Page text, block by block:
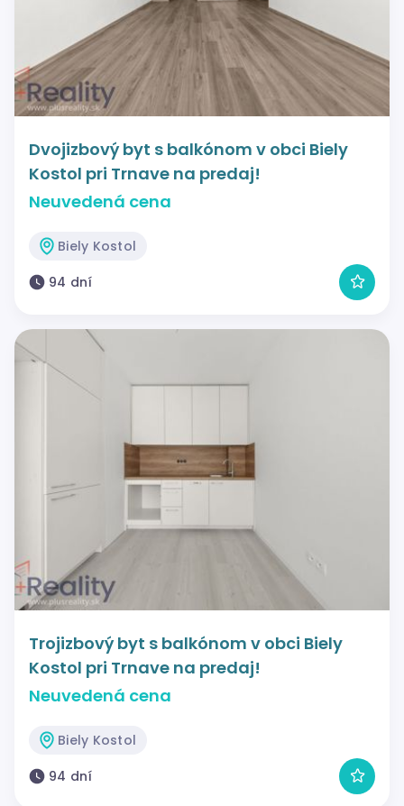
Dvojizbový byt s balkónom v obci Biely
Kostol pri Trnave na predaj!
Neuvedená cena
Biely Kostol
94 dní
Trojizbový byt s balkónom v obci Biely
Kostol pri Trnave na predaj!
Neuvedená cena
Biely Kostol
94 dní